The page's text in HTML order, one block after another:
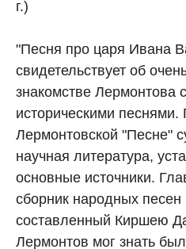
г.)
"Песня про царя Ивана
свидетельствует об
знакомстве Лермонтова
историческими песнями.
Лермонтовской "Песне"
научная литература,
основные источники.
сборник народных
составленный Киршею
Лермонтов мог знать